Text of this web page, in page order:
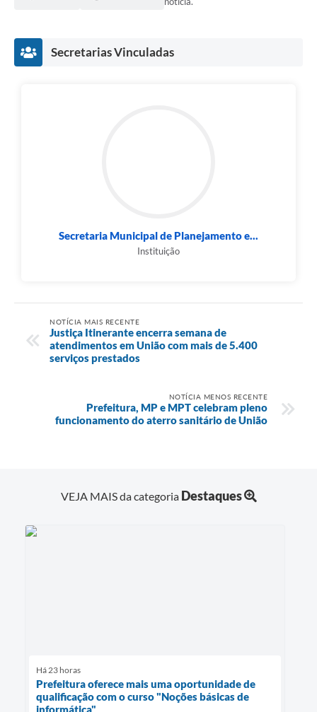
Secretarias Vinculadas
Secretaria Municipal de Planejamento e...
Instituição
NOTÍCIA MAIS RECENTE
Justiça Itinerante encerra semana de
atendimentos em União com mais de 5.400
serviços prestados
NOTÍCIA MENOS RECENTE
Prefeitura, MP e MPT celebram pleno
funcionamento do aterro sanitário de União
VEJA MAIS da categoria Destaques
Há 23 horas
Prefeitura oferece mais uma oportunidade de
qualificação com o curso "Noções básicas de
informática"